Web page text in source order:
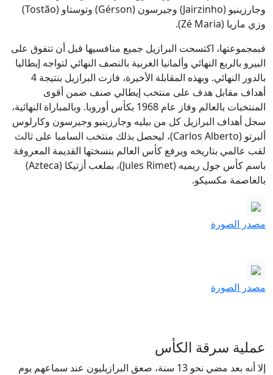
وجارزينيو (Jairzinho) وجيرسون (Gérson) وتوستاو (Tostão)
وزي ماريا (Zé Maria).
فبمجموعتها، اكتسحت البرازيل جميع منافسيها قبل أن تتفوق على
البيرو بالربع النهائي وألمانيا الغربية بالنصف النهائي لتواجه إيطاليا
بالدور النهائي. وبهذه المقابلة الأخيرة، فازت البرازيل بنتيجة 4
أهداف مقابل هدف على منتخب إيطالي صنف ضمن أقوى
المنتخبات بالعالم وفاز عام 1968 بكأس أوروبا. وبالمباراة النهائية،
سجل أهداف البرازيل كل من بيليه وجارزينيو وجيرسون وكارلوس
ألبرتو (Carlos Alberto)، ليحصل بذلك منتخب السامبا على ثالث
لقب عالمي بتاريخه ويرفع كأس العالم بنسختها القديمة المعروفة
باسم كأس جول ريميه (Jules Rimet)، بملعب أزتيكا (Azteca)
بالعاصمة مكسيكو.
مصدر الصورة
مصدر الصورة
عملية سرقة الكأس
إلا أنه بعد مضي نحو 13 سنة، صعق البرازيليون عند سماعهم يوم